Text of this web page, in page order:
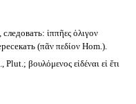
ἱππῆες ὀλιγον
(πᾶν πεδίον Hom.).
βουλόμενος εἰδέναι εἰ ἔτι